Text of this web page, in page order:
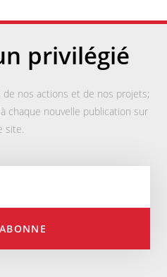
privilégié
nos actions et de nos projets;
chaque nouvelle publication sur
site.